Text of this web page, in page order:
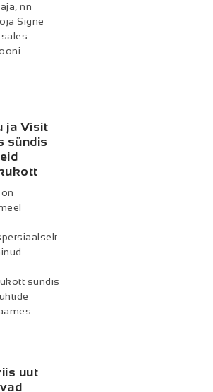
nn
Signe
ja Visit
sündis
sündis
uut